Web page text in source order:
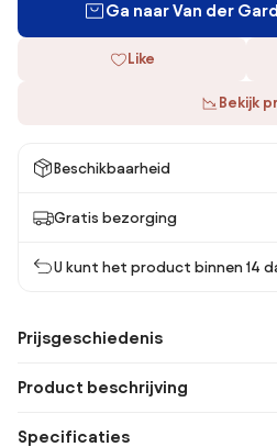
Ga naar Van der
Like
Bekijk
Beschikbaarheid
Gratis bezorging
U kunt het product binnen 14
Prijsgeschiedenis
Product beschrijving
Specificaties